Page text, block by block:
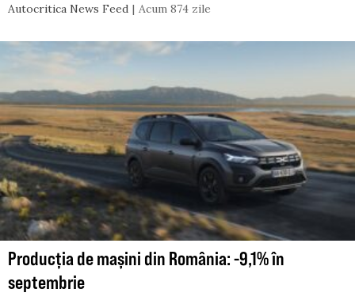
Autocritica News Feed Acum 874 zile
Producția de mașini din România: -9,1% în
septembrie